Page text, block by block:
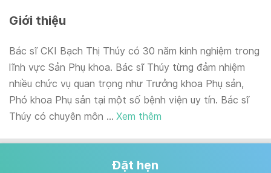
Giới thiệu
Bác sĩ CKI Bạch Thị Thúy có 30 năm kinh nghiệm trong
lĩnh vực Sản Phụ khoa. Bác sĩ Thúy từng đảm nhiệm
nhiều chức vụ quan trọng như Trưởng khoa Phụ sản,
Phó khoa Phụ sản tại một số bệnh viện uy tín. Bác sĩ
Thúy có chuyên môn ... Xem thêm
Đặt hẹn